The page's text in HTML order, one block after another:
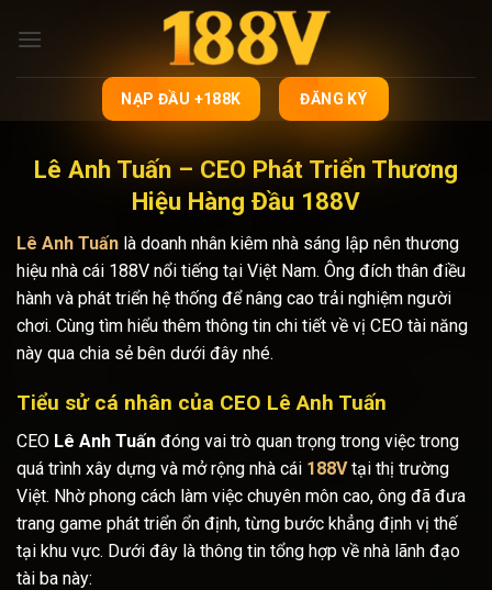
qua
NẠP ĐẦU +188K ĐĂNG KÝ
Lê Anh Tuấn – CEO Phát Triển Thương
Hiệu Hàng Đầu 188V
Lê Anh Tuấn là doanh nhân kiêm nhà sáng lập nên thương
hiệu nhà cái 188V nổi tiếng tại Việt Nam. Ông đích thân điều
hành và phát triển hệ thống để nâng cao trải nghiệm người
chơi. Cùng tìm hiểu thêm thông tin chi tiết về vị CEO tài năng
này qua chia sẻ bên dưới đây nhé.
Tiểu sử cá nhân của CEO Lê Anh Tuấn
CEO Lê Anh Tuấn đóng vai trò quan trọng trong việc trong
quá trình xây dựng và mở rộng nhà cái 188Vtại thị trường
Việt. Nhờ phong cách làm việc chuyên môn cao, ông đã đưa
trang game phát triển ổn định, từng bước khẳng định vị thế
tại khu vực. Dưới đây là thông tin tổng hợp về nhà lãnh đạo
tài ba này: